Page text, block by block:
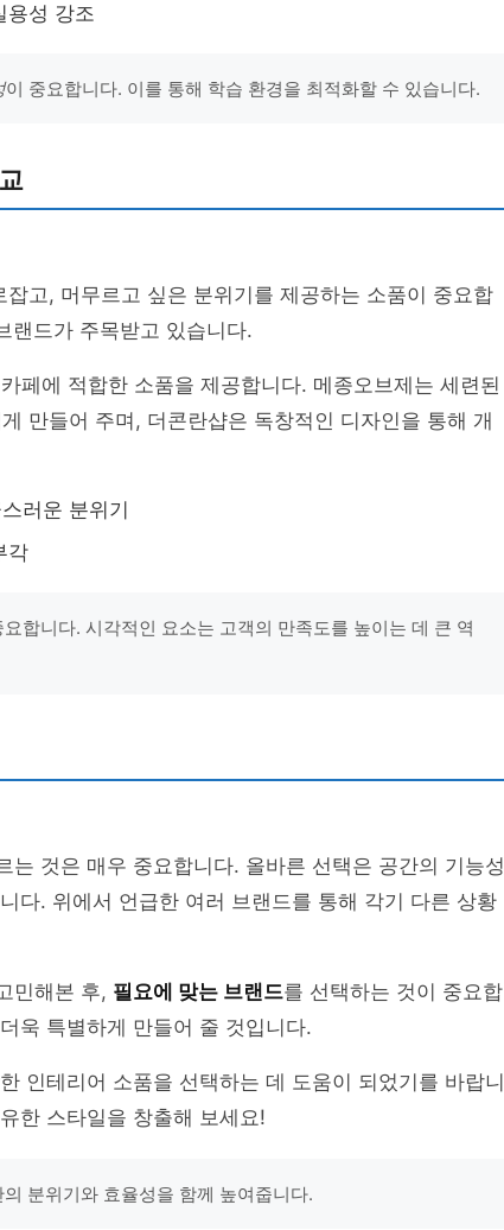
용성 강조
이 중요합니다. 이를 통해 학습 환경을 최적화할 수 있습니다.
고, 머무르고 싶은 분위기를 제공하는 소품이 중요합
랜드가 주목받고 있습니다.
페에 적합한 소품을 제공합니다. 메종오브제는 세련된
만들어 주며, 더콘란샵은 독창적인 디자인을 통해 개
러운 분위기
각
요합니다. 시각적인 요소는 고객의 만족도를 높이는 데 큰 역
는 것은 매우 중요합니다. 올바른 선택은 공간의 기능성
다. 위에서 언급한 여러 브랜드를 통해 각기 다른 상황
민해본 후, 필요에 맞는 브랜드를 선택하는 것이 중요합
욱 특별하게 만들어 줄 것입니다.
인테리어 소품을 선택하는 데 도움이 되었기를 바랍니
한 스타일을 창출해 보세요!
분위기와 효율성을 함께 높여줍니다.